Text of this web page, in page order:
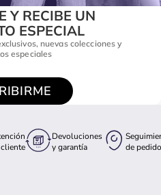
Y RECIBE UN
ESPECIAL
nuevas colecciones y
especiales
Devoluciones
y garantía
de pedido